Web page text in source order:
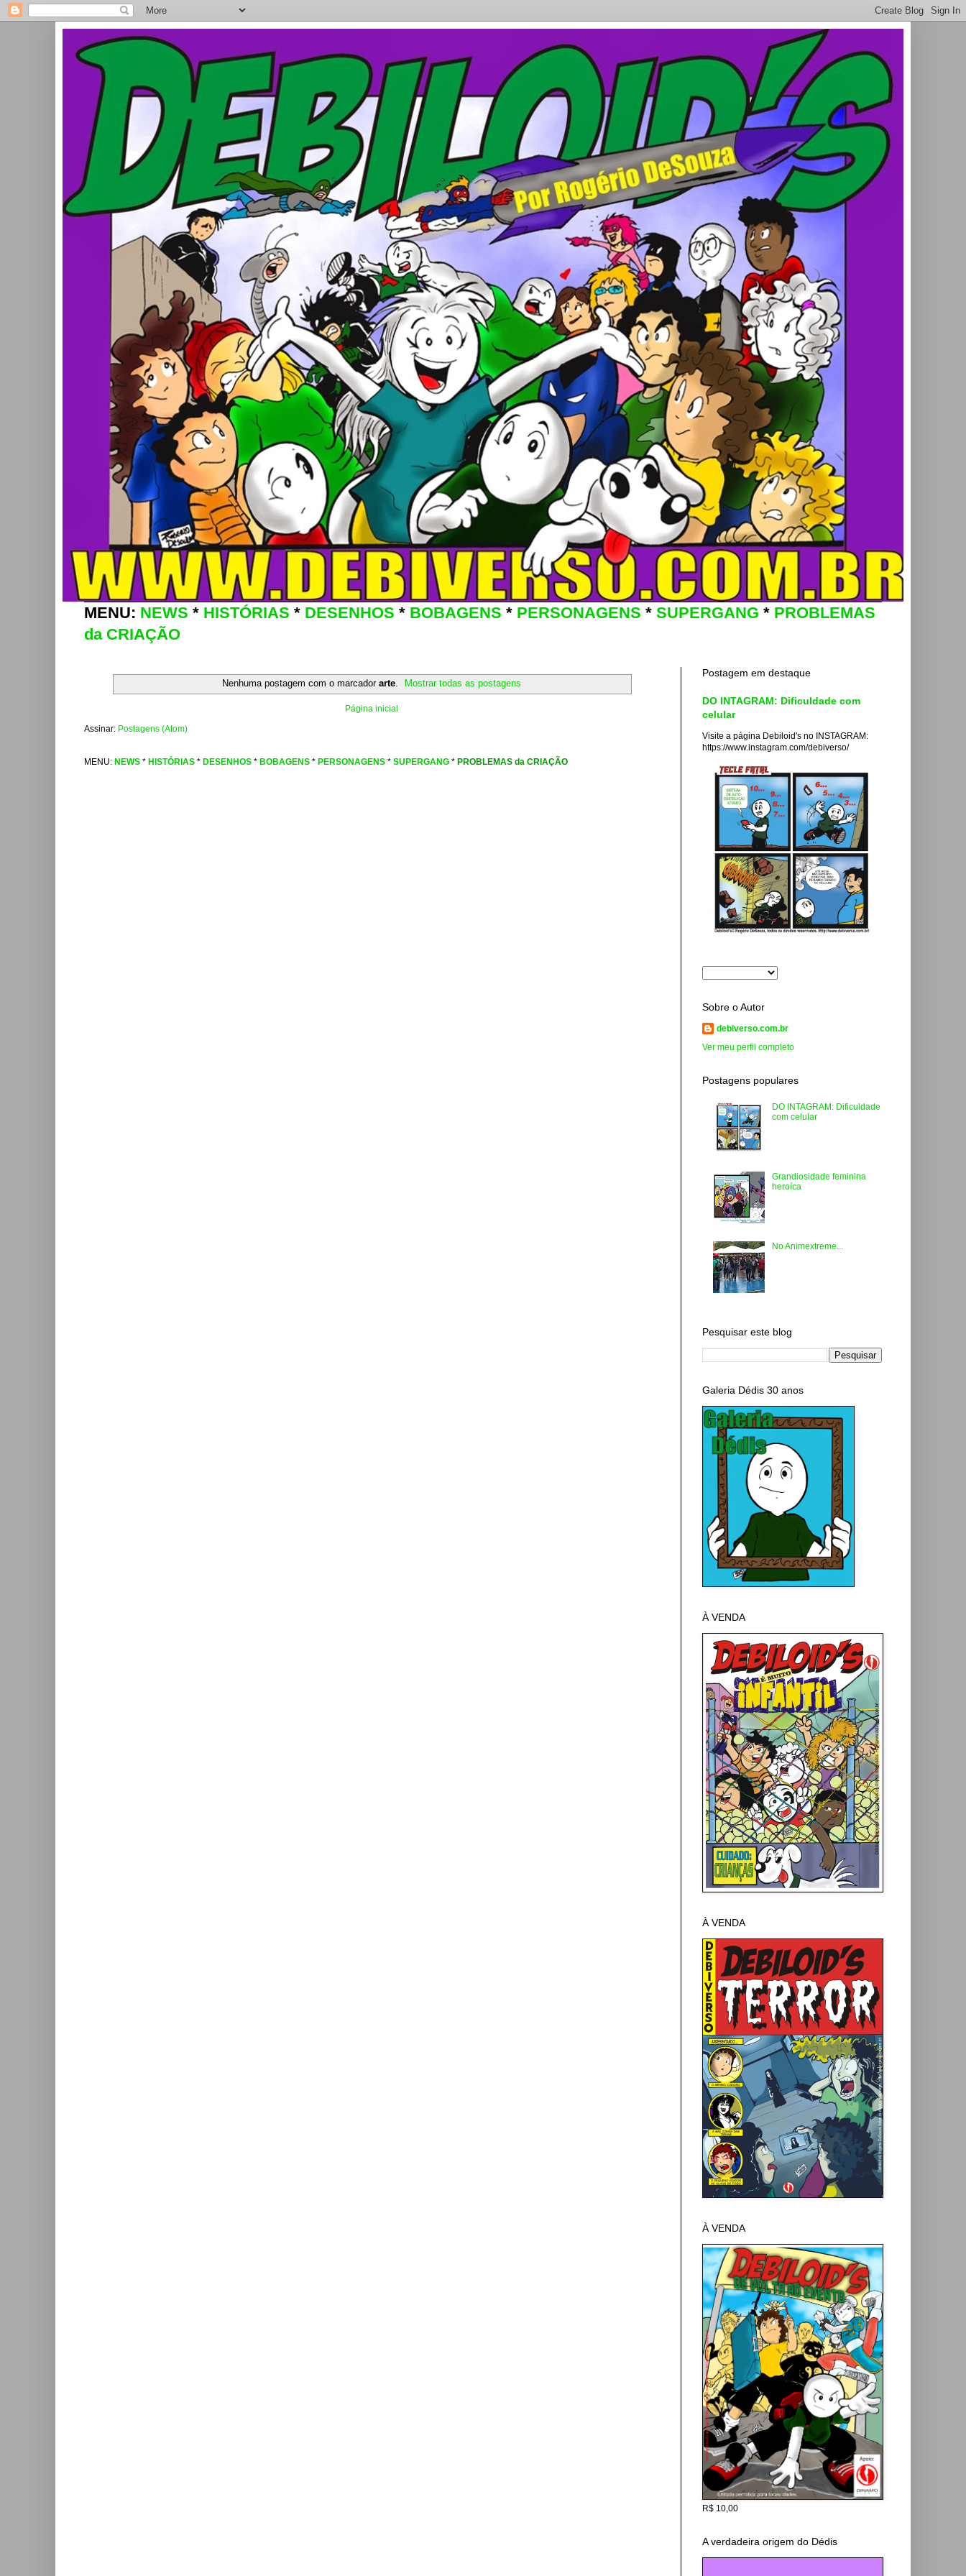
MENU: NEWS * HISTÓRIAS * DESENHOS * BOBAGENS * PERSONAGENS * SUPERGANG * PROBLEMAS
da CRIAÇÃO
Nenhuma postagem com o marcador arte. Mostrar todas as postagens
Página inicial
Assinar: Postagens (Atom)
MENU: NEWS * HISTÓRIAS * DESENHOS * BOBAGENS * PERSONAGENS * SUPERGANG * PROBLEMAS da CRIAÇÃO
Postagem em destaque
DO INTAGRAM: Dificuldade com
celular
Visite a página Debiloid's no INSTAGRAM:
https://www.instagram.com/debiverso/
Sobre o Autor
debiverso.com.br
Ver meu perfil completo
Postagens populares
DO INTAGRAM: Dificuldade
com celular
Grandiosidade feminina
heroíca
No Animextreme...
Pesquisar este blog
Galeria Dédis 30 anos
À VENDA
À VENDA
À VENDA
R$ 10,00
A verdadeira origem do Dédis